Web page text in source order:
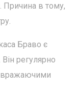
Причина в тому,
Браво є
регулярно
вражаючими